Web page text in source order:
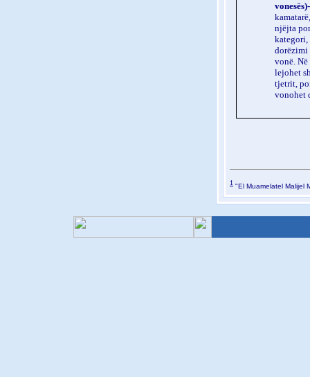
njëjta
kategori,
dorëzimi
vonë.
lejohet
tjetrit,
vonohet
1 "El Muamelatel Malijel